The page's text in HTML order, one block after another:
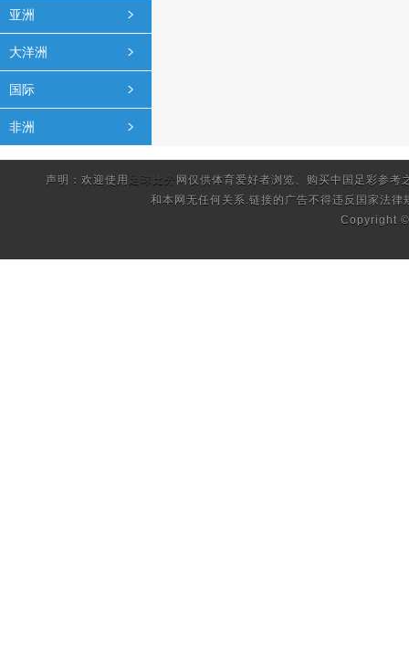
亚洲
大洋洲
国际
非洲
声明：欢迎使用 足球比分 网仅供体育爱好者浏览、购买中国足彩参
和本网无任何关系.链接的广告不得违反国家法律
Copyright